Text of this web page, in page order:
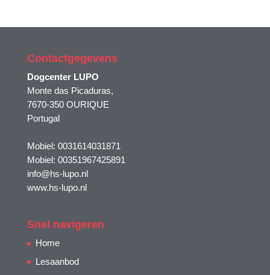
Contactgegevens
Dogcenter LUPO
Monte das Picaduras,
7670-350 OURIQUE
Portugal
Mobiel: 0031614031871
Mobiel: 00351967425891
info@hs-lupo.nl
www.hs-lupo.nl
Snel navigeren
Home
Lesaanbod